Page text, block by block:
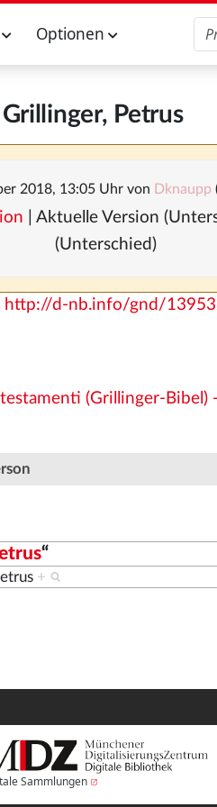
Optionen
Grillinger, Petrus
2018, 13:05 Uhr von Dknaupp
| Aktuelle Version
(Unterschied)
http://d-nb.info/gnd/
(Grillinger-Bibel)
“
+
Sammlungen